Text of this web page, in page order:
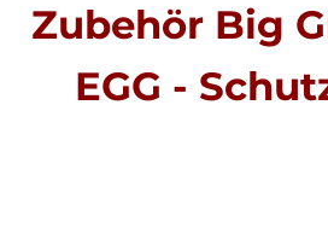
Zubehör Big
EGG -